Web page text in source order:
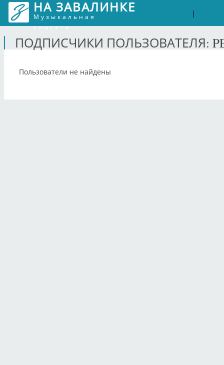
НА ЗАВАЛИНКЕ
Музыкальная
соцсеть
|
ПОДПИСЧИКИ ПОЛЬЗОВАТЕЛЯ:
Пользователи не найдены